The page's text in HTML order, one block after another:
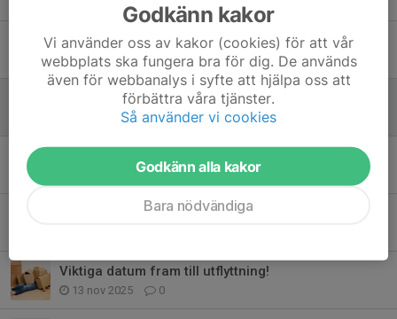
Välkomna till årets första träningspass!
18 jan, 22:31 0
God Jul önskar Aikido Academy!
12 dec 2025 0
0
Välkomna till Barn & Ungdomsläger innan utflytt!
Viktiga datum fram till utflyttning!
13 nov 2025 0
Godkänn kakor
Vi använder oss av kakor (cookies) för att vår
webbplats ska fungera bra för dig. De används
även för webbanalys i syfte att hjälpa oss att
förbättra våra tjänster.
Så använder vi cookies
Godkänn alla kakor
Bara nödvändiga